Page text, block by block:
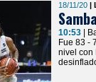
18/11/20 |
10:53
|
Fue 83 -
nivel con